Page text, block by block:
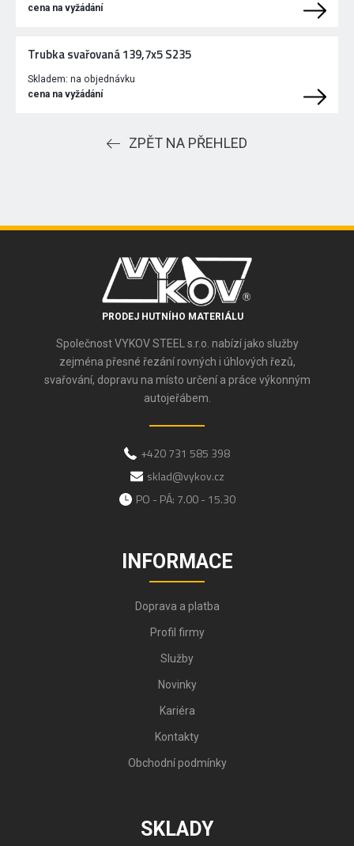
cena na vyžádání
Trubka svařovaná 139,7x5 S235
Skladem: na objednávku
cena na vyžádání
ZPĚT NA PŘEHLED
PRODEJ HUTNÍHO MATERIÁLU
Společnost VYKOV STEEL s.r.o. nabízí jako služby
zejména přesné řezání rovných i úhlových řezů,
svařování, dopravu na místo určení a práce výkonným
autojeřábem.
+420 731 585 398
sklad@vykov.cz
PO - PÁ: 7.00 - 15.30
INFORMACE
Doprava a platba
Profil firmy
Služby
Novinky
Kariéra
Kontakty
Obchodní podmínky
SKLADY